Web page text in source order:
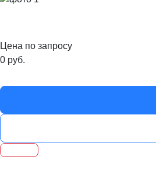
Цена по запросу
0 руб.